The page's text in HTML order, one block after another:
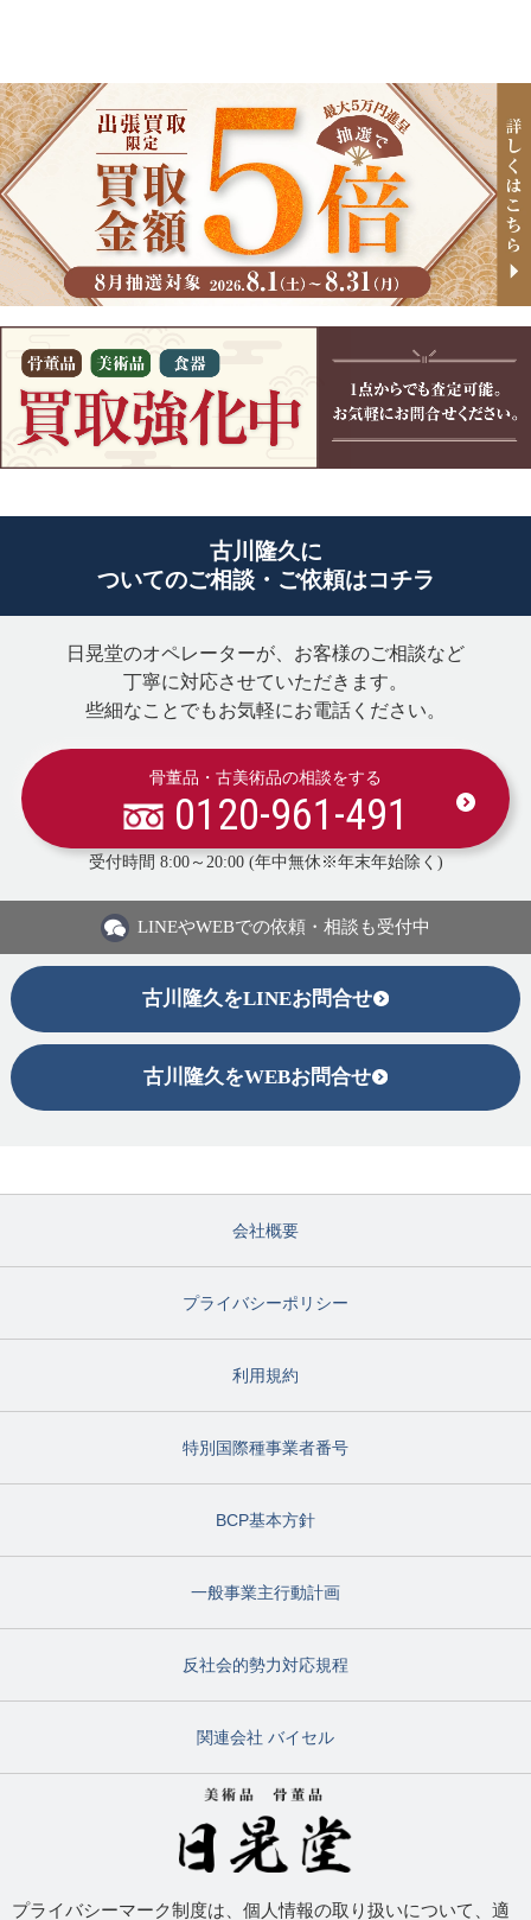
古川隆久に
ついてのご相談・ご依頼はコチラ
日晃堂のオペレーターが、お客様のご相談など
丁寧に対応させていただきます。
些細なことでもお気軽にお電話ください。
骨董品・古美術品の相談をする
0120-961-491
受付時間 8:00～20:00 (年中無休※年末年始除く)
LINEやWEBでの依頼・相談も受付中
古川隆久をLINEお問合せ
古川隆久をWEBお問合せ
会社概要
プライバシーポリシー
利用規約
特別国際種事業者番号
BCP基本方針
一般事業主行動計画
反社会的勢力対応規程
関連会社 バイセル
プライバシーマーク制度は、個人情報の取り扱いについて、適